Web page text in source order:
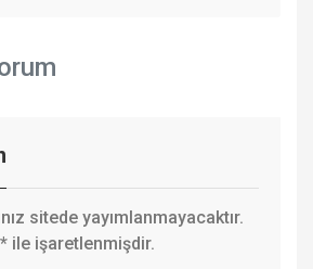
sitede yayımlanmayacaktır.
* ile işaretlenmişdir.